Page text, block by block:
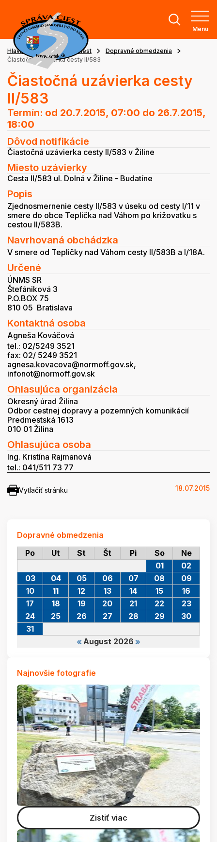
Menu
Hlavná stránka Stav ciest
Dopravné obmedzenia
Čiastočná uzávierka cesty II/583
Čiastočná uzávierka cesty
II/583
Termín: od 20.7.2015, 07:00 do 26.7.2015,
18:00
Dôvod notifikácie
Čiastočná uzávierka cesty II/583 v Žiline
Miesto uzávierky
Cesta II/583 ul. Dolná v Žiline - Budatíne
Popis
Zjednosmernenie cesty II/583 v úseku od cesty I/11 v
smere do obce Teplička nad Váhom po križovatku s
cestou II/583B.
Navrhovaná obchádzka
V smere od Tepličky nad Váhom cesty II/583B a I/18A.
Určené
ÚNMS SR
Štefániková 3
P.O.BOX 75
810 05 Bratislava
Kontaktná osoba
Agneša Kováčová
tel.: 02/5249 3521
fax: 02/ 5249 3521
agnesa.kovacova@normoff.gov.sk,
infonot@normoff.gov.sk
Ohlasujúca organizácia
Okresný úrad Žilina
Odbor cestnej dopravy a pozemných komunikácií
Predmestská 1613
010 01 Žilina
Ohlasujúca osoba
Ing. Kristína Rajmanová
tel.: 041/511 73 77
Vytlačiť stránku 18.07.2015
Dopravné obmedzenia
Po
Ut St Št Pi So Ne
August 2026
01
02
03
04 05 06 07 08
09
10
11 12 13 14 15
16
17
18 19 20 21 22
23
24
25 26 27 28 29
30
31
Najnovšie fotografie
Zistiť viac